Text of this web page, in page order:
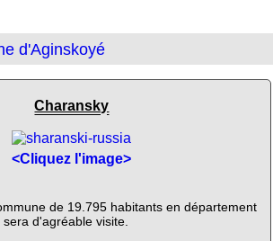
d'Aginskoyé
Charansky
<Cliquez l'image>
de 19.795 habitants en département
d'agréable visite.